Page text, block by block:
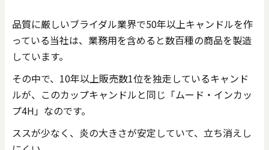
品質に厳しいブライダル業界で50年以上キャンドルを作
っている当社は、業務用を含めると数百種の商品を製造
しています。
その中で、10年以上販売数1位を独走しているキャンド
ルが、このカップキャンドルと同じ「ムード・インカッ
プ4H」なのです。
ススが少なく、炎の大きさが安定していて、立ち消えし